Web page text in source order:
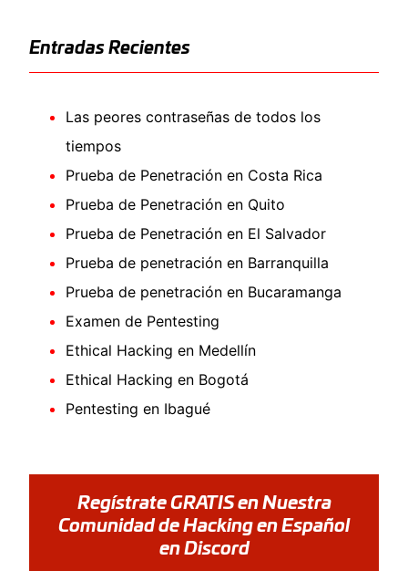
Entradas Recientes
Las peores contraseñas de todos los
tiempos
Prueba de Penetración en Costa Rica
Prueba de Penetración en Quito
Prueba de Penetración en El Salvador
Prueba de penetración en Barranquilla
Prueba de penetración en Bucaramanga
Examen de Pentesting
Ethical Hacking en Medellín
Ethical Hacking en Bogotá
Pentesting en Ibagué
Regístrate GRATIS en Nuestra
Comunidad de Hacking en Español
en Discord